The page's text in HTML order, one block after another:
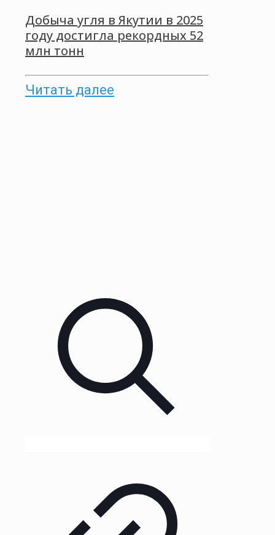
Добыча угля в Якутии в 2025
году достигла рекордных 52
млн тонн
Читать далее